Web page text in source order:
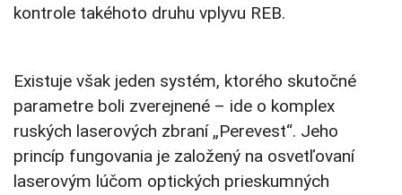
kontrole takéhoto druhu vplyvu REB.
Existuje však jeden systém, ktorého skutočné
parametre boli zverejnené – ide o komplex
ruských laserových zbraní „Perevest“. Jeho
princíp fungovania je založený na osvetľovaní
laserovým lúčom optických prieskumných